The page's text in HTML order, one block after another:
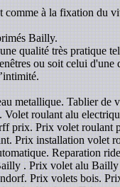
à la fixation du
Bailly.
qualité très pratique
ou soit celui
metallique. Tablier de
roulant alu
prix. Prix volet
Prix installation volet
Reparation
. Prix volet alu
Prix volets bois.